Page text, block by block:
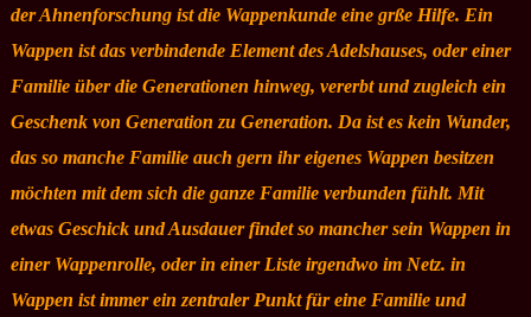
der Ahnenforschung ist die Wappenkunde eine grße Hilfe. Ein
Wappen ist das verbindende Element des Adelshauses, oder einer
Familie über die Generationen hinweg, vererbt und zugleich ein
Geschenk von Generation zu Generation. Da ist es kein Wunder,
das so manche Familie auch gern ihr eigenes Wappen besitzen
möchten mit dem sich die ganze Familie verbunden fühlt. Mit
etwas Geschick und Ausdauer findet so mancher sein Wappen in
einer Wappenrolle, oder in einer Liste irgendwo im Netz. in
Wappen ist immer ein zentraler Punkt für eine Familie und